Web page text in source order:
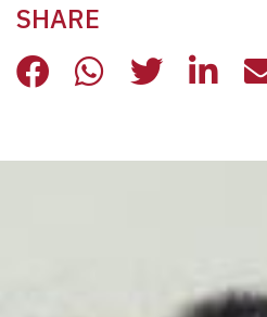
SHARE
LA STORIA A
LA STORIA A
LA LA